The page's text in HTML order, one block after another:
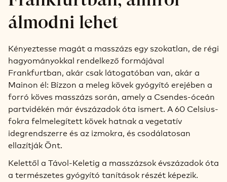
álmodni lehet
Kényeztesse magát a masszázs egy szokatlan, de régi
hagyományokkal rendelkező formájával
Frankfurtban, akár csak látogatóban van, akár a
Mainon él: Bízzon a meleg kövek gyógyító erejében a
forró köves masszázs során, amely a Csendes-óceán
partvidékén már évszázadok óta ismert. A 60 Celsius-
fokra felmelegített kövek hatnak a vegetatív
idegrendszerre és az izmokra, és csodálatosan
ellazítják Önt.
Kelettől a Távol-Keletig a masszázsok évszázadok óta
a természetes gyógyító tanítások részét képezik.